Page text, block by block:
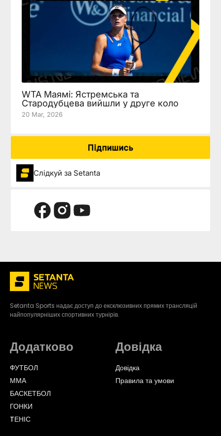
WTA Маямі: Ястремська та
Стародубцева вийшли у друге коло
20 Mar, 2026
Підпишись
Слідкуй за Setanta
Setanta Sports надає доступ до ексклюзивних прямих трансляцій
найпопулярніших спортивних турнірів.
Додатково
ФУТБОЛ
ММА
БАСКЕТБОЛ
ГОНКИ
TЕНІС
Довідка
Довідка
Правила та умови